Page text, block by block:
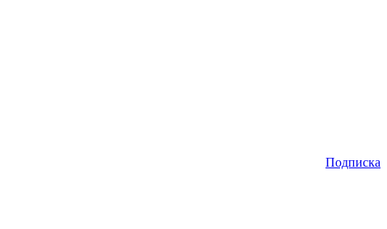
Подписка